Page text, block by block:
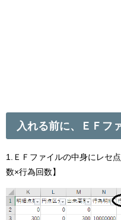
入れる前に、ＥＦフ
1.ＥＦファイルの中身にレセ
数×行為回数】